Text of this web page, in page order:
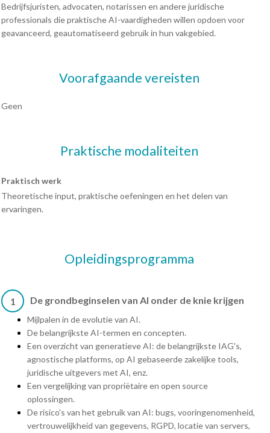
Bedrijfsjuristen, advocaten, notarissen en andere juridische
professionals die praktische AI-vaardigheden willen opdoen voor
geavanceerd, geautomatiseerd gebruik in hun vakgebied.
Voorafgaande vereisten
Geen
Praktische modaliteiten
Praktisch werk
Theoretische input, praktische oefeningen en het delen van
ervaringen.
Opleidingsprogramma
1 De grondbeginselen van AI onder de knie krijgen
Mijlpalen in de evolutie van AI.
De belangrijkste AI-termen en concepten.
Een overzicht van generatieve AI: de belangrijkste IAG's,
agnostische platforms, op AI gebaseerde zakelijke tools,
juridische uitgevers met AI, enz.
Een vergelijking van propriëtaire en open source
oplossingen.
De risico's van het gebruik van AI: bugs, vooringenomenheid,
vertrouwelijkheid van gegevens, RGPD, locatie van servers,